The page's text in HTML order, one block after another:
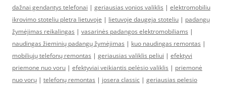
dažnai gendantys telefonai | geriausias vonios valiklis | elektromobiliu
ikrovimo stoteliu pletra lietuvoje | lietuvoje daugeja stoteliu | padangų
žymėjimas reikalingas | vasarinės padangos elektromobiliams |
naudingas žieminių padangų žymėjimas | kuo naudingas remontas |
mobiliųjų telefonų remontas | geriausias valiklis peliui | efektyvi
priemone nuo voru | efektyviai veikiantis pelėsio valiklis | priemonė
nuo vorų | telefonų remontas | josera classic | geriausias pelesio